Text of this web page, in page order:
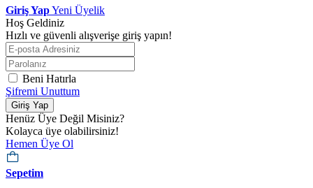
Giriş YapYeni Üyelik
Hoş Geldiniz
Hızlı ve güvenli alışverişe giriş yapın!
Beni Hatırla
Şifremi Unuttum
Giriş Yap
Henüz Üye Değil Misiniz?
Kolayca üye olabilirsiniz!
Hemen Üye Ol
Sepetim